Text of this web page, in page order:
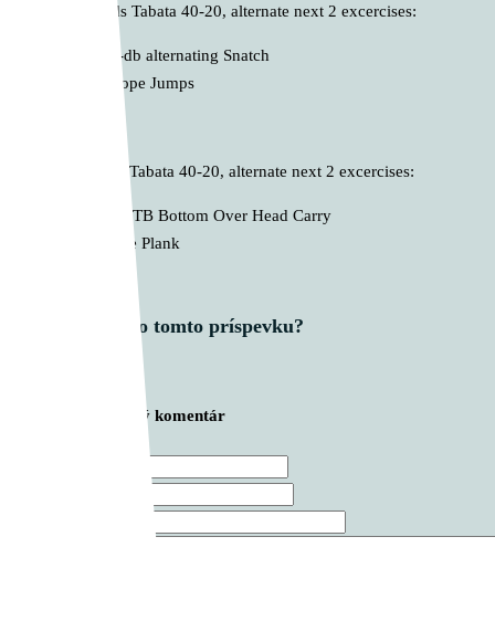
D. 10 Rounds Tabata 40-20, alternate next 2 excercises:
D1 1-db alternating Snatch
D2 Rope Jumps
E. 10 Rounds Tabata 40-20, alternate next 2 excercises:
E1 2 KTB Bottom Over Head Carry
E2 Side Plank
Čo si myslíš o tomto príspevku?
Zanechajte prvý komentár